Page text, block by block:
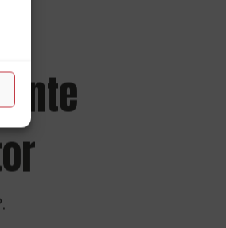
de una máquina especialmente